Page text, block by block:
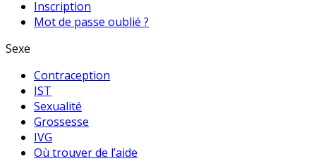
Inscription
Mot de passe oublié ?
Sexe
Contraception
IST
Sexualité
Grossesse
IVG
Où trouver de l’aide